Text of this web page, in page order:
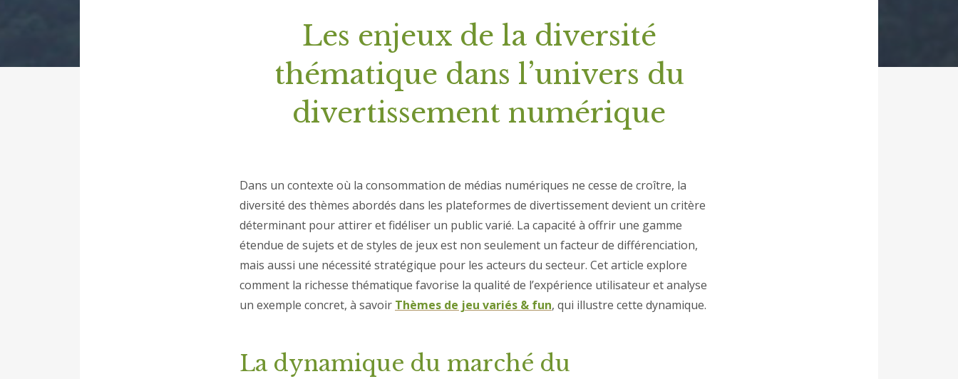
Les enjeux de la diversité
thématique dans l’univers du
divertissement numérique
Dans un contexte où la consommation de médias numériques ne cesse de croître, la
diversité des thèmes abordés dans les plateformes de divertissement devient un critère
déterminant pour attirer et fidéliser un public varié. La capacité à offrir une gamme
étendue de sujets et de styles de jeux est non seulement un facteur de différenciation,
mais aussi une nécessité stratégique pour les acteurs du secteur. Cet article explore
comment la richesse thématique favorise la qualité de l’expérience utilisateur et analyse
un exemple concret, à savoir Thèmes de jeu variés & fun, qui illustre cette dynamique.
La dynamique du marché du